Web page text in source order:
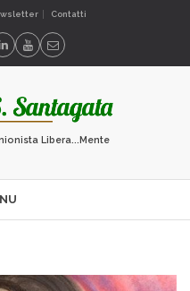
Contatti
Libera...Mente